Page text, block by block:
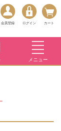
会員登録 ログイン カート
メニュー